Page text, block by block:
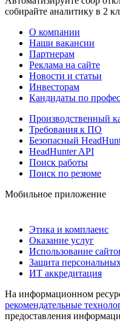
собирайте аналитику в 2
О компании
Наши вакансии
Партнерам
Реклама на сайте
Новости и статьи
Инвесторам
Кандидаты по
Производственный
Требования к ПО
Безопасный
HeadHunter API
Поиск работы
Поиск по резюме
Мобильное приложение
Этика и комплаенс
Оказание услуг
Использование
Защита
ИТ аккредитация
На информационном
рекомендательные
предоставления